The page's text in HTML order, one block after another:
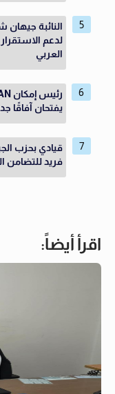
النائبة
لدعم
العربي
يفتحان آفاقًا
قيادي بحزب
فريد للتضامن
اقرأ أيضاً: